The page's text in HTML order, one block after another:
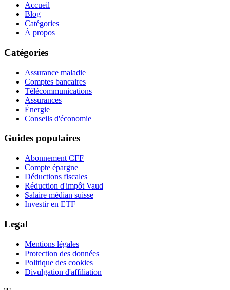
Accueil
Blog
Catégories
À propos
Catégories
Assurance maladie
Comptes bancaires
Télécommunications
Assurances
Énergie
Conseils d'économie
Guides populaires
Abonnement CFF
Compte épargne
Déductions fiscales
Réduction d'impôt Vaud
Salaire médian suisse
Investir en ETF
Legal
Mentions légales
Protection des données
Politique des cookies
Divulgation d'affiliation